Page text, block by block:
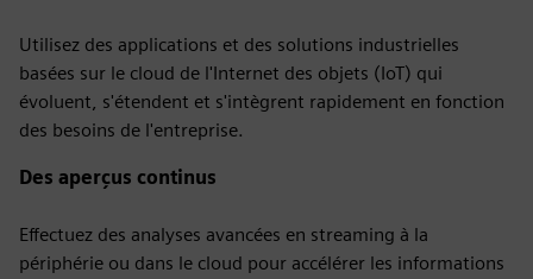
Utilisez des applications et des solutions industrielles
basées sur le cloud de l'Internet des objets (IoT) qui
évoluent, s'étendent et s'intègrent rapidement en fonction
des besoins de l'entreprise.
Des aperçus continus
Effectuez des analyses avancées en streaming à la
périphérie ou dans le cloud pour accélérer les informations